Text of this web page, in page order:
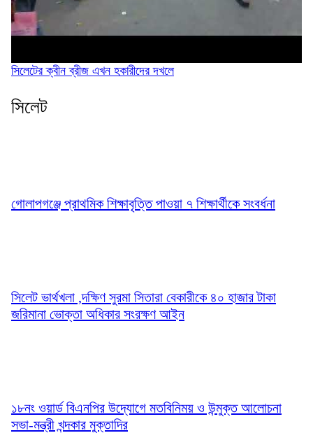
সিলেটের ক্বীন ব্রীজ এখন হকারীদের দখলে
সিলেট
গোলাপগঞ্জে প্রাথমিক শিক্ষাবৃত্তি পাওয়া ৭ শিক্ষার্থীকে সংবর্ধনা
সিলেট ভার্থখলা ,দক্ষিণ সুরমা সিতারা বেকারীকে ৪০ হাজার টাকা
জরিমানা ভোক্তা অধিকার সংরক্ষণ আইন
১৮নং ওয়ার্ড বিএনপির উদ্যোগে মতবিনিময় ও উন্মুক্ত আলোচনা
সভা-মন্ত্রী খন্দকার মুক্তাদির